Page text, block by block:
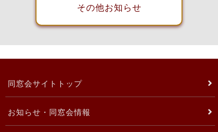
その他お知らせ
同窓会サイトトップ
お知らせ・同窓会情報